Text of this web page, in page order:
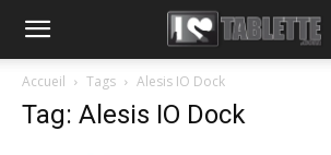
Accueil Tags Alesis IO Dock
Tag: Alesis IO Dock